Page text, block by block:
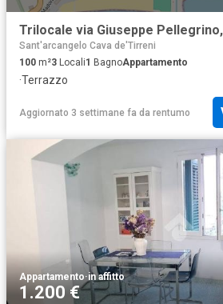
Sant'arcangelo Cava de'Tirreni
100 m²3 Locali1 BagnoAppartamento
·Terrazzo
Aggiornato 3 settimane fa da rentumo
Appartamento·in affitto
1.200 €